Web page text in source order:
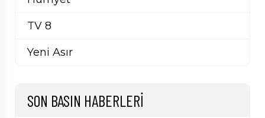
TV 8
Yeni Asır
SON BASIN HABERLERI